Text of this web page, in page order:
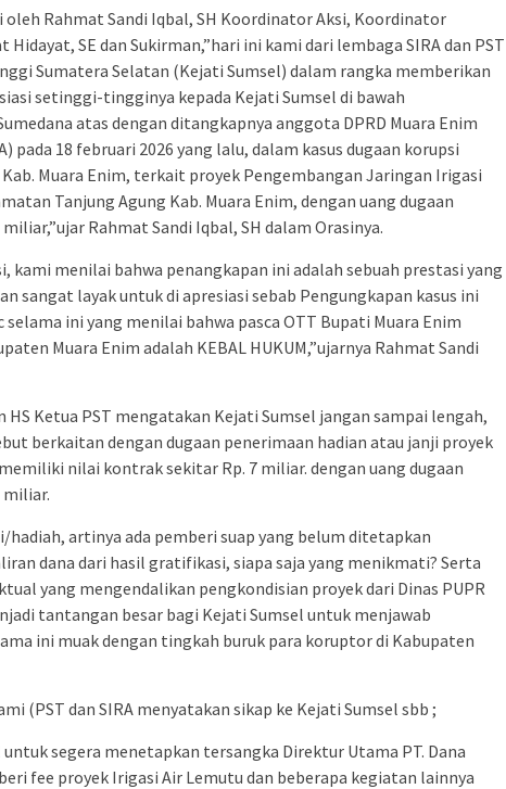
oleh Rahmat Sandi Iqbal, SH Koordinator Aksi, Koordinator
Hidayat, SE dan Sukirman,”hari ini kami dari lembaga SIRA dan PST
Sumatera Selatan (Kejati Sumsel) dalam rangka memberikan
setinggi-tingginya kepada Kejati Sumsel di bawah
atas dengan ditangkapnya anggota DPRD Muara Enim
pada 18 februari 2026 yang lalu, dalam kasus dugaan korupsi
Muara Enim, terkait proyek Pengembangan Jaringan Irigasi
Tanjung Agung Kab. Muara Enim, dengan uang dugaan
Rahmat Sandi Iqbal, SH dalam Orasinya.
kami menilai bahwa penangkapan ini adalah sebuah prestasi yang
sangat layak untuk di apresiasi sebab Pengungkapan kasus ini
ini yang menilai bahwa pasca OTT Bupati Muara Enim
Muara Enim adalah KEBAL HUKUM,”ujarnya Rahmat Sandi
HS Ketua PST mengatakan Kejati Sumsel jangan sampai lengah,
berkaitan dengan dugaan penerimaan hadian atau janji proyek
nilai kontrak sekitar Rp. 7 miliar. dengan uang dugaan
miliar.
artinya ada pemberi suap yang belum ditetapkan
dana dari hasil gratifikasi, siapa saja yang menikmati? Serta
yang mengendalikan pengkondisian proyek dari Dinas PUPR
tantangan besar bagi Kejati Sumsel untuk menjawab
ini muak dengan tingkah buruk para koruptor di Kabupaten
(PST dan SIRA menyatakan sikap ke Kejati Sumsel sbb ;
untuk segera menetapkan tersangka Direktur Utama PT. Dana
fee proyek Irigasi Air Lemutu dan beberapa kegiatan lainnya